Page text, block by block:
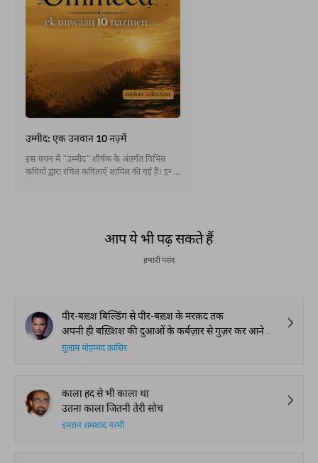
उम्मीद: एक उनवान 10 नज़्में
इस चयन में "उम्मीद" शीर्षक के अंतर्गत विभिन्न
कवियों द्वारा रचित कविताएँ शामिल की गई हैं। इन्हें
आप ये भी पढ़ सकते हैं
हमारी पसंद
पीर-बख़्श बिल्डिंग से पीर-बख़्श के मरक़द तक
अपनी ही बख़्शिश की दुआओं के कर्बज़ार से गुज़र कर आने वाली
ग़ुलाम मोहम्मद क़ासिर
काला हद से भी काला था
उतना काला जितनी तेरी सोच
इमरान शमशाद नरमी